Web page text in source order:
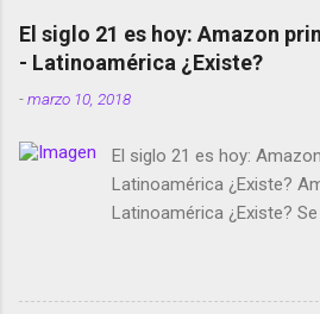
El siglo 21 es hoy: Amazon
- Latinoamérica ¿Existe?
-marzo 10, 2018
El siglo 21 es hoy:
Latinoamérica ¿Existe?
Latinoamérica ¿Existe?
temporada de Black
cuentas Responden los